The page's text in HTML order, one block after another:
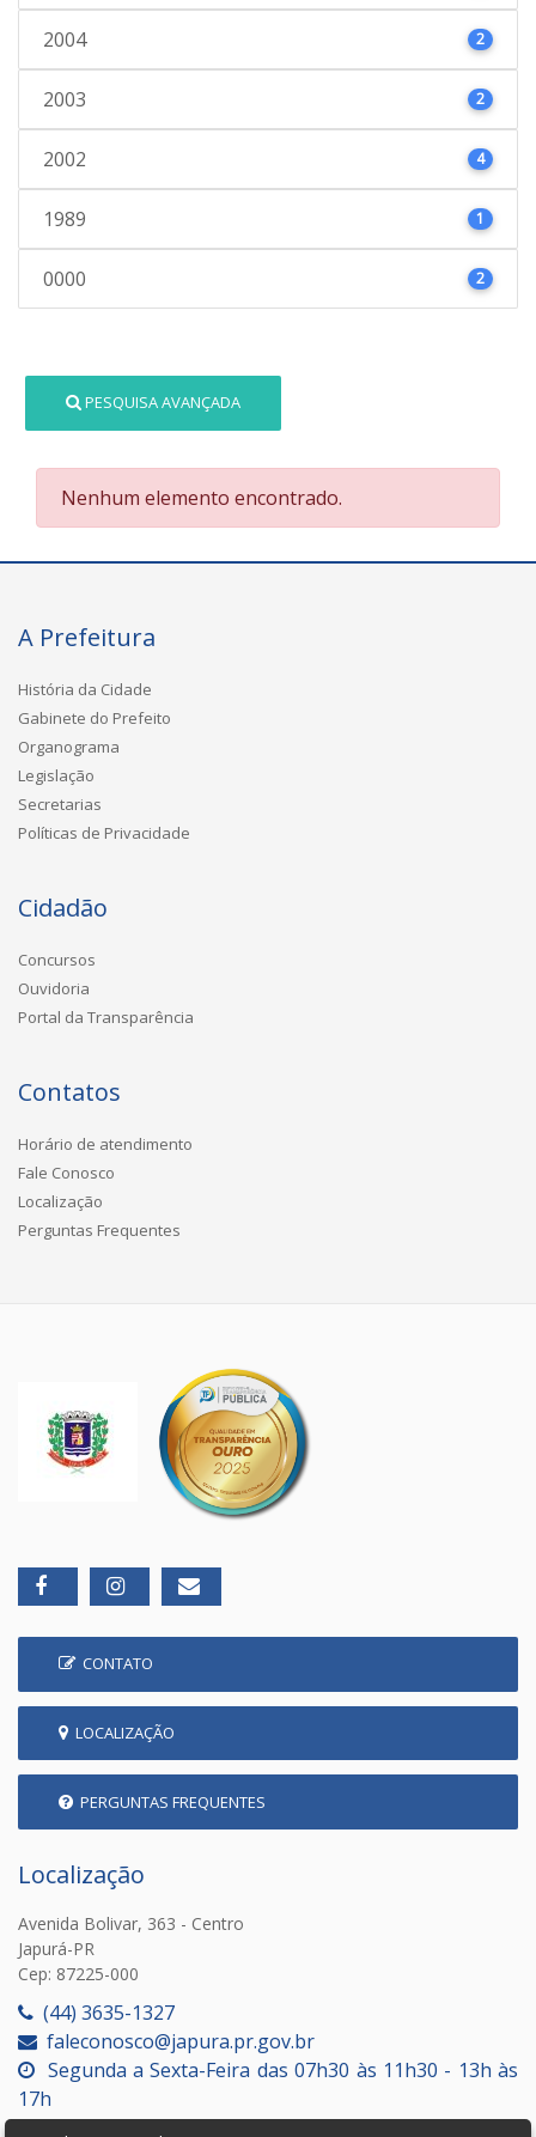
2004 2
2003 2
2002 4
1989 1
0000 2
PESQUISA AVANÇADA
Nenhum elemento encontrado.
A Prefeitura
História da Cidade
Gabinete do Prefeito
Organograma
Legislação
Secretarias
Políticas de Privacidade
Cidadão
Concursos
Ouvidoria
Portal da Transparência
Contatos
Horário de atendimento
Fale Conosco
Localização
Perguntas Frequentes
CONTATO
LOCALIZAÇÃO
PERGUNTAS FREQUENTES
Localização
Avenida Bolivar, 363 - Centro
Japurá-PR
Cep: 87225-000
(44) 3635-1327
faleconosco@japura.pr.gov.br
Segunda a Sexta-Feira das 07h30 às 11h30 - 13h às
17h